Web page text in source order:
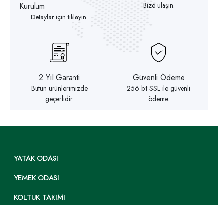
Kurulum
Detaylar için tıklayın.
Bize ulaşın.
2 Yıl Garanti
Bütün ürünlerimizde
geçerlidir.
Güvenli Ödeme
256 bit SSL ile güvenli
ödeme.
YATAK ODASI
YEMEK ODASI
KOLTUK TAKIMI